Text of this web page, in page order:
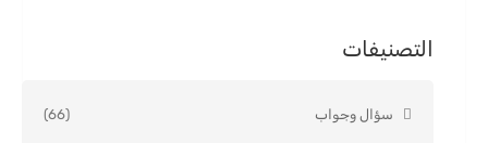
التصنيفات
سؤال وجواب (66)